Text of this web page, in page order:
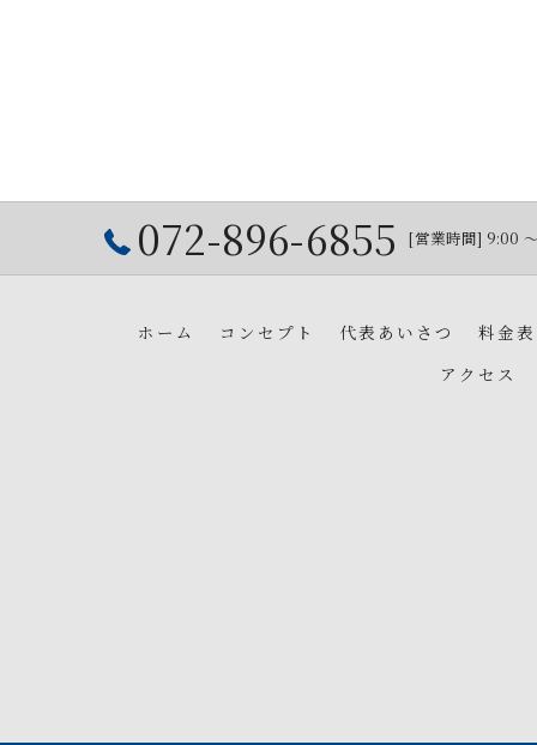
072-896-6855 [営業時間] 9:00
ホーム コンセプト 代表あいさつ
料金表
アクセス